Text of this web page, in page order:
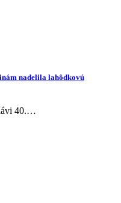
nadelila lahôdkovú
40.…